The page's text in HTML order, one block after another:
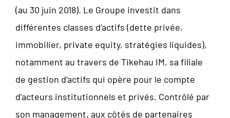
(au 30 juin 2018). Le Groupe investit dans
différentes classes d’actifs (dette privée,
immobilier, private equity, stratégies liquides),
notamment au travers de Tikehau IM, sa filiale
de gestion d’actifs qui opère pour le compte
d’acteurs institutionnels et privés. Contrôlé par
son management, aux côtés de partenaires